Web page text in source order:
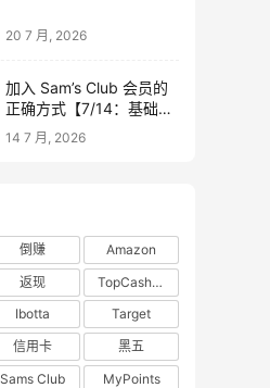
20 7 月, 2026
加入 Sam’s Club 会员的
正确方式【7/14：基础版
仅 $25！】
14 7 月, 2026
倒赚
Amazon
返现
TopCashback
Ibotta
Target
信用卡
黑五
Sams Club
MyPoints